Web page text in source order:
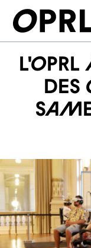
CONCERTS
SAISON 26-27
JEUNES PUBLICS
EN PRATIQUE
MÉDIAS
des